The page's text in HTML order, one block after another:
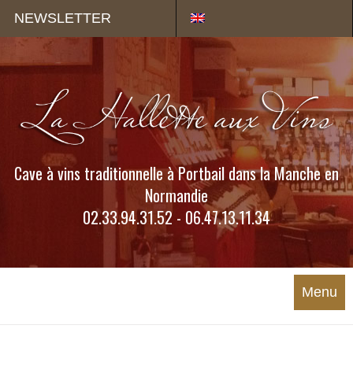
NEWSLETTER
Cave à vins traditionnelle à Portbail dans la Manche en
Normandie
02.33.94.31.52 - 06.47.13.11.34
Menu
Panneau de gestion des cookies